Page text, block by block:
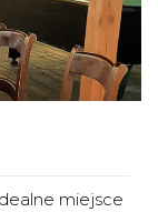
miejsce